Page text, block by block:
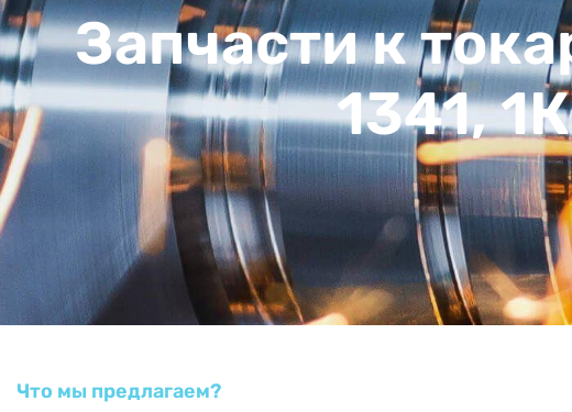
Запчасти к
1341,
Что мы предлагаем?